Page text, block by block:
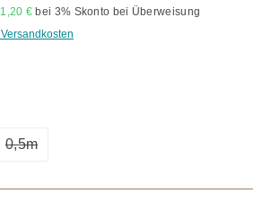
€ bei 3% Skonto bei Überweisung
zurzeit nicht verfügbar.)
Option ist zurzeit nicht verfügbar.)
0,5m